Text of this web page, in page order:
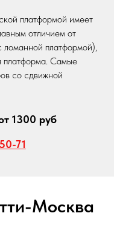
платформой имеет
отличием от
ломанной платформой),
платформа. Самые
со сдвижной
1300 руб
71
Москва